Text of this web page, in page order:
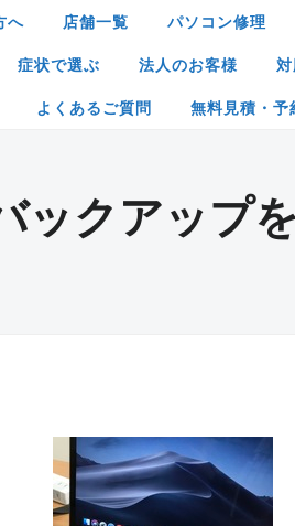
へ 店舗一覧 パソコン修理
症状で選ぶ 法人のお客様
よくあるご質問
無料見積・予
ックアップ